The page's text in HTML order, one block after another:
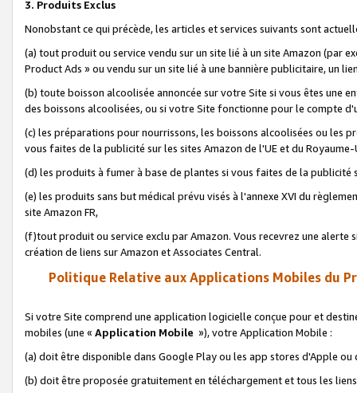
3. Produits Exclus
Nonobstant ce qui précède, les articles et services suivants sont
(a) tout produit ou service vendu sur un site lié à un site Amazon (par
Product Ads » ou vendu sur un site lié à une bannière publicitaire, un
(b) toute boisson alcoolisée annoncée sur votre Site si vous êtes une
des boissons alcoolisées, ou si votre Site fonctionne pour le compte
(c) les préparations pour nourrissons, les boissons alcoolisées ou les
vous faites de la publicité sur les sites Amazon de l'UE et du Royaume-
(d) les produits à fumer à base de plantes si vous faites de la publicité
(e) les produits sans but médical prévu visés à l'annexe XVI du
site Amazon FR,
(f)tout produit ou service exclu par Amazon. Vous recevrez une alerte
création de liens sur Amazon et Associates Central.
Politique Relative aux Applications Mobiles du
Si votre Site comprend une application logicielle conçue pour et
mobiles (une « Application Mobile »), votre Application Mobile :
(a) doit être disponible dans Google Play ou les app stores d'Apple ou
(b) doit être proposée gratuitement en téléchargement et tous les